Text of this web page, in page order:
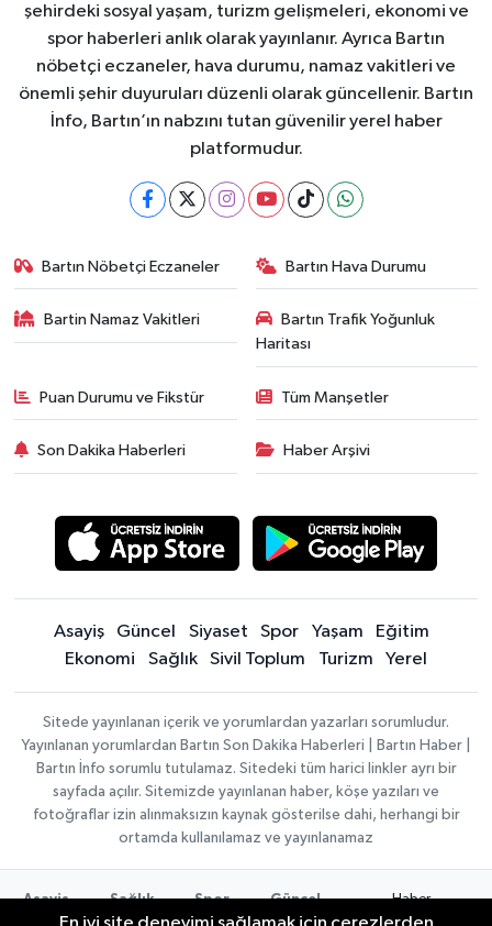
şehirdeki sosyal yaşam, turizm gelişmeleri, ekonomi ve
spor haberleri anlık olarak yayınlanır. Ayrıca Bartın
nöbetçi eczaneler, hava durumu, namaz vakitleri ve
önemli şehir duyuruları düzenli olarak güncellenir. Bartın
İnfo, Bartın’ın nabzını tutan güvenilir yerel haber
platformudur.
Bartın Nöbetçi Eczaneler Bartın Hava Durumu
Bartin Namaz Vakitleri
Bartın Trafik Yoğunluk
Haritası
Puan Durumu ve Fikstür Tüm Manşetler
Son Dakika Haberleri Haber Arşivi
Asayiş Güncel Siyaset Spor Yaşam
Eğitim
Ekonomi
Sağlık Sivil Toplum Turizm Yerel
Sitede yayınlanan içerik ve yorumlardan yazarları sorumludur.
Yayınlanan yorumlardan Bartın Son Dakika Haberleri | Bartın Haber |
Bartın İnfo sorumlu tutulamaz. Sitedeki tüm harici linkler ayrı bir
sayfada açılır. Sitemizde yayınlanan haber, köşe yazıları ve
fotoğraflar izin alınmaksızın kaynak gösterilse dahi, herhangi bir
ortamda kullanılamaz ve yayınlanamaz
Asayiş Sağlık Spor
Güncel
Siyaset
Yaşam Turizm Eğitim
Haber
Yazılımı: